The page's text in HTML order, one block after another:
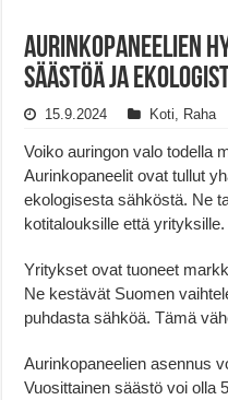
Aurinkopaneelien
säästöä ja
15.9.2024 Koti Raha
Voiko auringon valo todella
Aurinkopaneelit ovat tullut
ekologisesta sähköstä. Ne
kotitalouksille että yrityksille.
Yritykset ovat tuoneet
Ne kestävät Suomen
puhdasta sähköä. Tämä
Aurinkopaneelien asennus
Vuosittainen säästö voi olla